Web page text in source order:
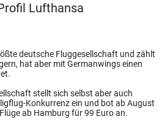
Lufthansa
deutsche Fluggesellschaft und zählt
hat aber mit Germanwings einen
stellt sich selbst aber auch
Konkurrenz ein und bot ab August
ab Hamburg für 99 Euro an.